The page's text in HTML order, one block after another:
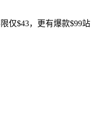
仅$43，更有爆款$99​站